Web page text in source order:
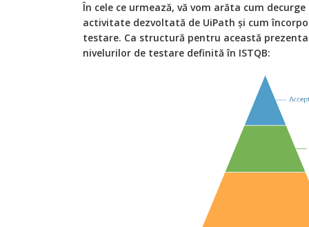
În cele ce urmează, vă vom arăta cum
activitate dezvoltată de UiPath și cum
testare. Ca structură pentru această
nivelurilor de testare definită în ISTQB: